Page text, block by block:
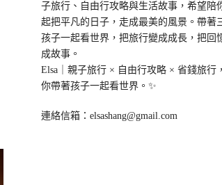
子旅行、自由行攻略與生活故事，希望陪
起把平凡的日子，走成最美的風景。帶著
孩子一起看世界，把旅行變成成長，把回
成故事。
Elsa｜親子旅行 × 自由行攻略 × 省錢旅行
你帶著孩子一起看世界。✨
連絡信箱：elsashang@gmail.com